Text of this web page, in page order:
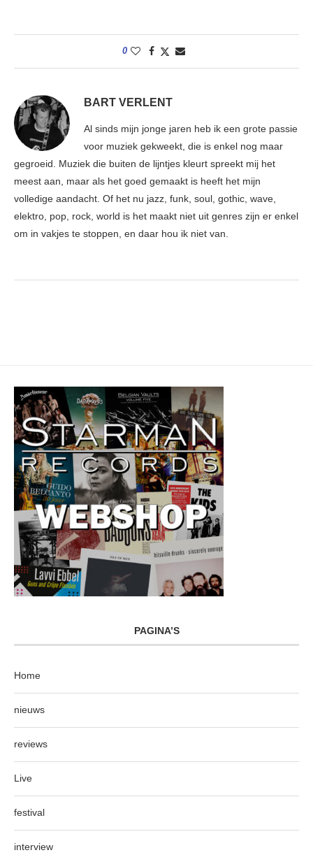
0
BART VERLENT
Al sinds mijn jonge jaren heb ik een grote passie
voor muziek gekweekt, die is enkel nog maar
gegroeid. Muziek die buiten de lijntjes kleurt spreekt mij het
meest aan, maar als het goed gemaakt is heeft het mijn
volledige aandacht. Of het nu jazz, funk, soul, gothic, wave,
elektro, pop, rock, world is het maakt niet uit genres zijn er enkel
om in vakjes te stoppen, en daar hou ik niet van.
PAGINA’S
Home
nieuws
reviews
Live
festival
interview